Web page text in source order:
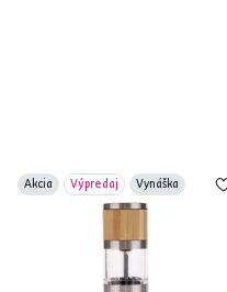
Akcia Výpredaj Vynáška